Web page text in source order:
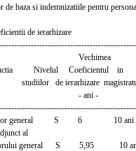
de baza si indemnizatiile pentru
de ierarhizare
Nivelul Coeficientul in
de ierarhizare
ani -
general S 6 10 ani
al
general S 5,95 10